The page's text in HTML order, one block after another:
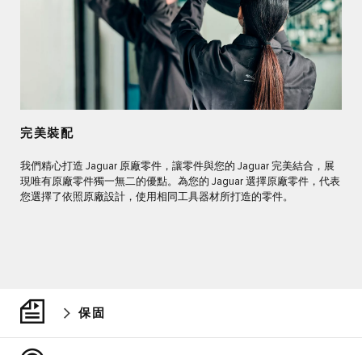
完美裝配
我們精心打造 Jaguar 原廠零件，讓零件與您的 Jaguar 完美結合，展
現唯有原廠零件獨一無二的優點。為您的 Jaguar 選擇原廠零件，代表
您選擇了依照原廠設計，使用相同工具器材所打造的零件。
保固